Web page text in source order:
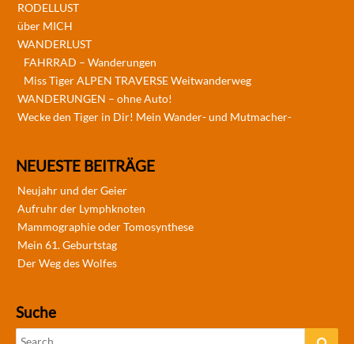
RODELLUST
über MICH
WANDERLUST
FAHRRAD – Wanderungen
Miss Tiger ALPEN TRAVERSE Weitwanderweg
WANDERUNGEN – ohne Auto!
Wecke den Tiger in Dir! Mein Wander- und Mutmacher-
NEUESTE BEITRÄGE
Neujahr und der Geier
Aufruhr der Lymphknoten
Mammographie oder Tomosynthese
Mein 61. Geburtstag
Der Weg des Wolfes
Suche
Search